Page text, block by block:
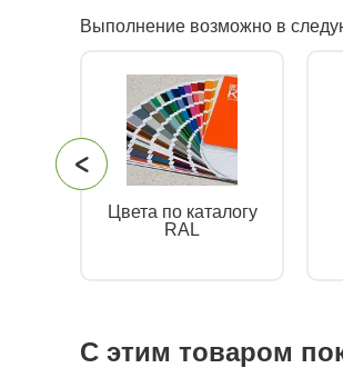
Выполнение возможно в
Цвета по каталогу
RAL
С этим товаром